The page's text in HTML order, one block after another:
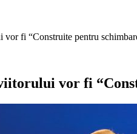
vor fi “Construite pentru
vor fi